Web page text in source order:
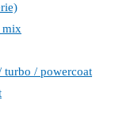
mix
turbo / powercoat